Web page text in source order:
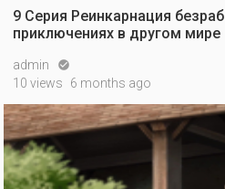
9 Серия Реинкарнация
приключениях в другом мире
admin 
10 views 6 months ago